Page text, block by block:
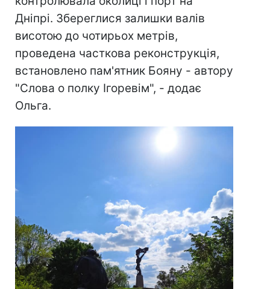
Дніпрі. Збереглися залишки валів
висотою до чотирьох метрів,
проведена часткова реконструкція,
встановлено пам'ятник Бояну - автору
"Слова о полку Ігоревім", - додає
Ольга.